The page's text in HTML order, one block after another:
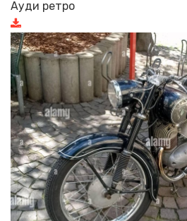
Ауди ретро